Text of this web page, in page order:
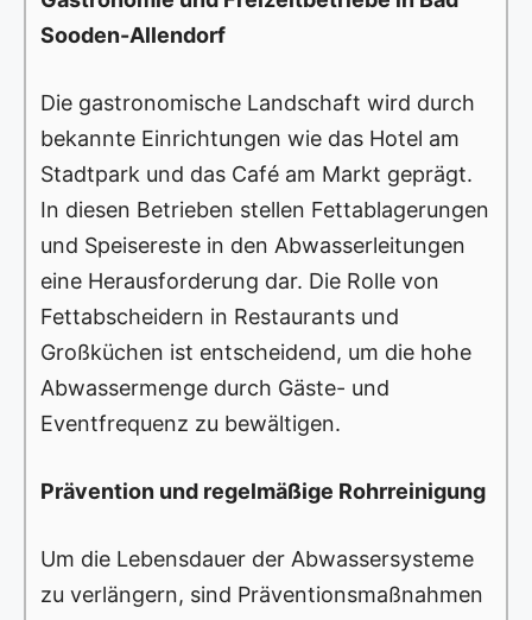
Sooden-Allendorf
Die gastronomische Landschaft wird durch
bekannte Einrichtungen wie das Hotel am
Stadtpark und das Café am Markt geprägt.
In diesen Betrieben stellen Fettablagerungen
und Speisereste in den Abwasserleitungen
eine Herausforderung dar. Die Rolle von
Fettabscheidern in Restaurants und
Großküchen ist entscheidend, um die hohe
Abwassermenge durch Gäste- und
Eventfrequenz zu bewältigen.
Prävention und regelmäßige Rohrreinigung
Um die Lebensdauer der Abwassersysteme
zu verlängern, sind Präventionsmaßnahmen